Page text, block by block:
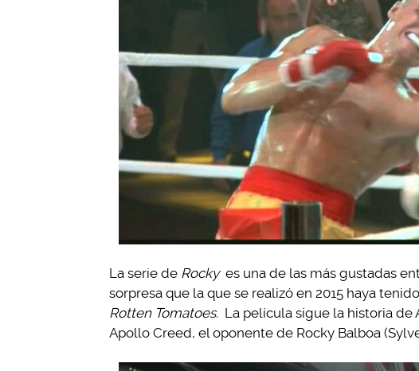
La serie de Rocky es una de las más gustadas
sorpresa que la que se realizó en 2015 haya
Rotten Tomatoes. La película sigue la historia de
Apollo Creed, el oponente de Rocky Balboa